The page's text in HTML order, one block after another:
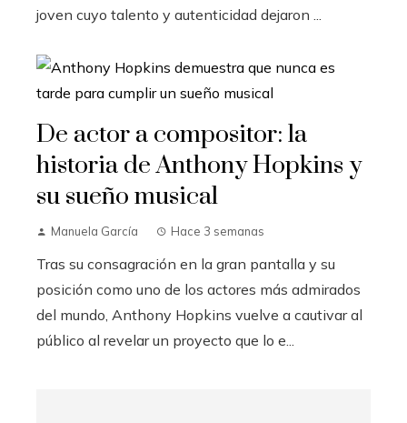
joven cuyo talento y autenticidad dejaron ...
De actor a compositor: la
historia de Anthony Hopkins y
su sueño musical
Manuela García Hace 3 semanas
Tras su consagración en la gran pantalla y su
posición como uno de los actores más admirados
del mundo, Anthony Hopkins vuelve a cautivar al
público al revelar un proyecto que lo e...